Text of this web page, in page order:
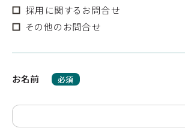
採用に関するお問合せ
その他のお問合せ
お名前 必須